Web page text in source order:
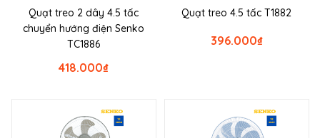
Quạt treo 2 dây 4.5 tấc
chuyển hướng điện Senko
TC1886
₫
418.000
Quạt treo 4.5 tấc T1882
₫
396.000